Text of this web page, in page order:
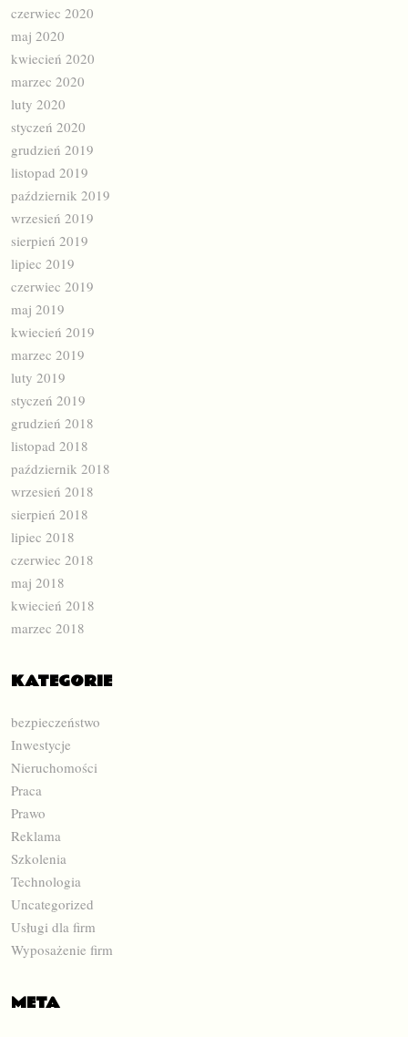
czerwiec 2020
maj 2020
kwiecień 2020
marzec 2020
luty 2020
styczeń 2020
grudzień 2019
listopad 2019
październik 2019
wrzesień 2019
sierpień 2019
lipiec 2019
czerwiec 2019
maj 2019
kwiecień 2019
marzec 2019
luty 2019
styczeń 2019
grudzień 2018
listopad 2018
październik 2018
wrzesień 2018
sierpień 2018
lipiec 2018
czerwiec 2018
maj 2018
kwiecień 2018
marzec 2018
KATEGORIE
bezpieczeństwo
Inwestycje
Nieruchomości
Praca
Prawo
Reklama
Szkolenia
Technologia
Uncategorized
Usługi dla firm
Wyposażenie firm
META